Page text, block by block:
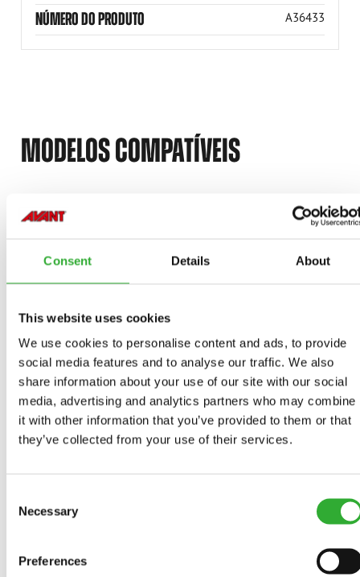
Consent Details About
This website uses cookies
We use cookies to personalise content and ads, to provide
social media features and to analyse our traffic. We also
share information about your use of our site with our social
media, advertising and analytics partners who may combine
it with other information that you’ve provided to them or that
they’ve collected from your use of their services.
Selection
Necessary
Preferences
NÚMERO DO PRODUTO A36433
MODELOS COMPATÍVEIS
MODELO Incompatível
220
Compatível
225
Compatível
225LPG
Compatível
313S 520523525LPG 640
Compatível
640i
Compatível
645i
Compatível
650i
Compatível
735
Compatível
735i
Compatível
745
Compatível
750
Compatível
755i
Compatível
760i845
IncompatívelIncompatívelIncompatívelIncompatível CompatívelCompatível
Compatível
OPCIONAIS DISPONÍVEIS
KIT DE MONTAGEM CAT1